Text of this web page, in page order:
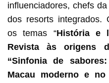
influenciadores, chefs
dos resorts integrados.
os temas “História e
Revista às origens
“Sinfonia de
Macau moderno e no